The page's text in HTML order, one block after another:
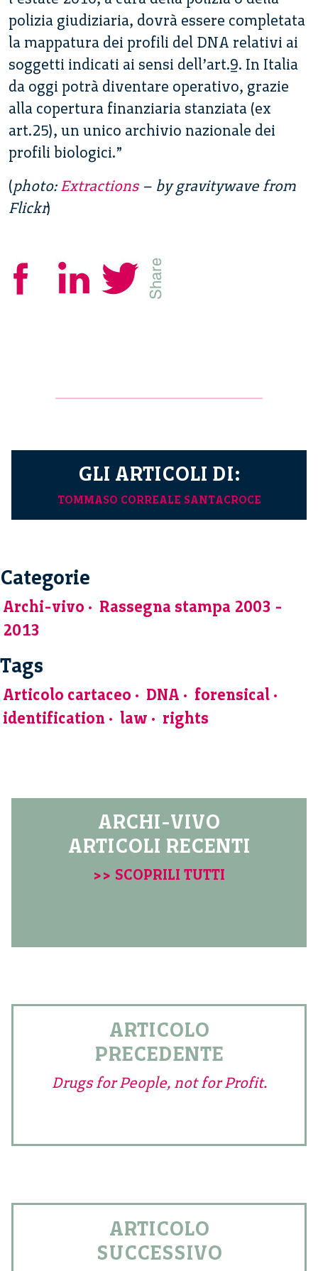
polizia giudiziaria, dovrà essere completata
la mappatura dei profili del DNA relativi ai
soggetti indicati ai sensi dell’art.9. In Italia
da oggi potrà diventare operativo, grazie
alla copertura finanziaria stanziata (ex
art.25), un unico archivio nazionale dei
profili biologici.”
(photo: Extractions – by gravitywave from
Flickr)
GLI ARTICOLI DI:
TOMMASO CORREALE SANTACROCE
Categorie
Archi-vivo
Rassegna stampa 2003 -
2013
Tags
Articolo cartaceo DNA
forensical
identification
law rights
ARCHI-VIVO
ARTICOLI RECENTI
>> SCOPRILI TUTTI
ARTICOLO
PRECEDENTE
Drugs for People, not for Profit.
ARTICOLO
SUCCESSIVO